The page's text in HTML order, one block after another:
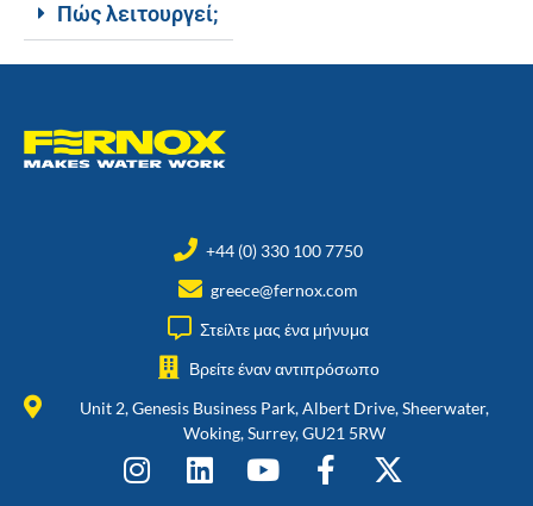
Πώς λειτουργεί;
+44 (0) 330 100 7750
greece@fernox.com
Στείλτε μας ένα μήνυμα
Βρείτε έναν αντιπρόσωπο
Unit 2, Genesis Business Park, Albert Drive, Sheerwater,
Woking, Surrey, GU21 5RW